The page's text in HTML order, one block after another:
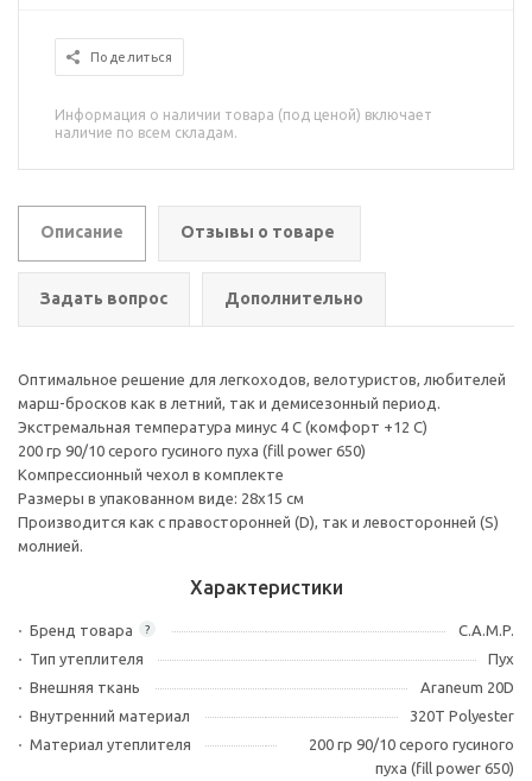
Поделиться
Информация о наличии товара (под ценой) включает
наличие по всем складам.
Описание Отзывы о товаре
Задать вопрос Дополнительно
Оптимальное решение для легкоходов, велотуристов, любителей
марш-бросков как в летний, так и демисезонный период.
Экстремальная температура минус 4 С (комфорт +12 С)
200 гр 90/10 серого гусиного пуха (fill power 650)
Компрессионный чехол в комплекте
Размеры в упакованном виде: 28х15 см
Производится как с правосторонней (D), так и левосторонней (S)
молнией.
Характеристики
?
Бренд товара
C.A.M.P.
Тип утеплителя
Пух
Внешняя ткань
Araneum 20D
Внутренний материал
320T Polyester
Материал утеплителя
200 гр 90/10 серого гусиного
пуха (fill power 650)